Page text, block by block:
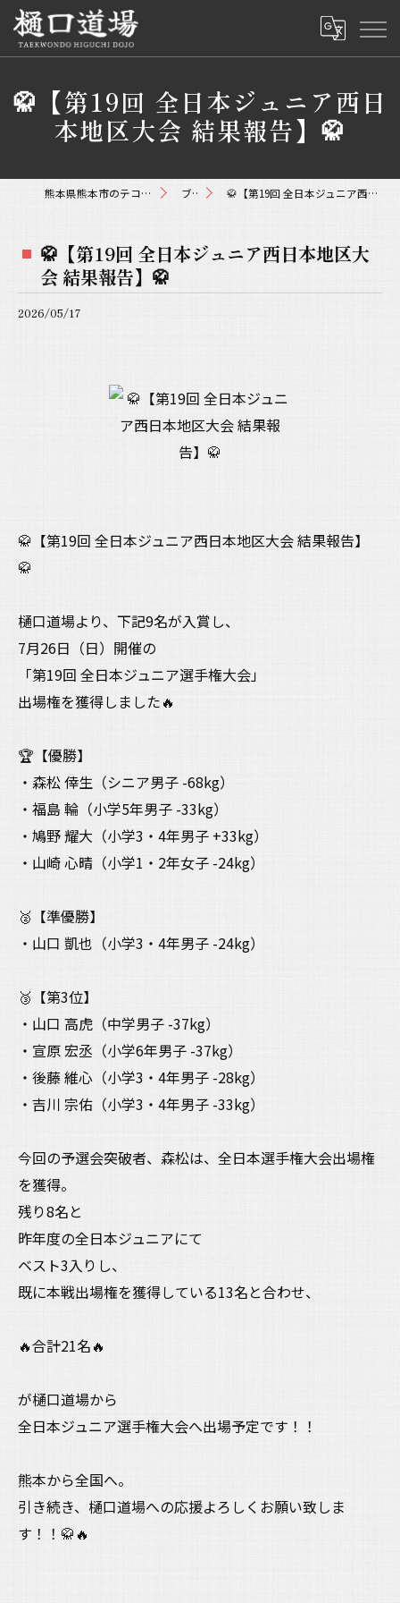
🥋【第19回 全日本ジュニア西日
本地区大会 結果報告】🥋
熊本県熊本市のテコンドーなら樋口道場 ブログ 🥋【第19回 全日本ジュニア西日本地区大会 結果報告】🥋
🥋【第19回 全日本ジュニア西日本地区大
会 結果報告】🥋
2026/05/17
🥋【第19回 全日本ジュニア西日本地区大会 結果報告】
🥋
樋口道場より、下記9名が入賞し、
7月26日（日）開催の
「第19回 全日本ジュニア選手権大会」
出場権を獲得しました🔥
🏆【優勝】
・森松 倖生（シニア男子 -68kg）
・福島 輪（小学5年男子 -33kg）
・鳩野 耀大（小学3・4年男子 +33kg）
・山崎 心晴（小学1・2年女子 -24kg）
🥈【準優勝】
・山口 凱也（小学3・4年男子 -24kg）
🥉【第3位】
・山口 高虎（中学男子 -37kg）
・宣原 宏丞（小学6年男子 -37kg）
・後藤 維心（小学3・4年男子 -28kg）
・吉川 宗佑（小学3・4年男子 -33kg）
今回の予選会突破者、森松は、全日本選手権大会出場権
を獲得。
残り8名と
昨年度の全日本ジュニアにて
ベスト3入りし、
既に本戦出場権を獲得している13名と合わせ、
🔥合計21名🔥
が樋口道場から
全日本ジュニア選手権大会へ出場予定です！！
熊本から全国へ。
引き続き、樋口道場への応援よろしくお願い致しま
す！！🥋🔥